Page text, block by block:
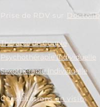
Prise de RDV sur Doctolib
Thérapie de Couple
Psychothérapie Individuelle
Sexothérapie Individuelle
​Consultationsen visio